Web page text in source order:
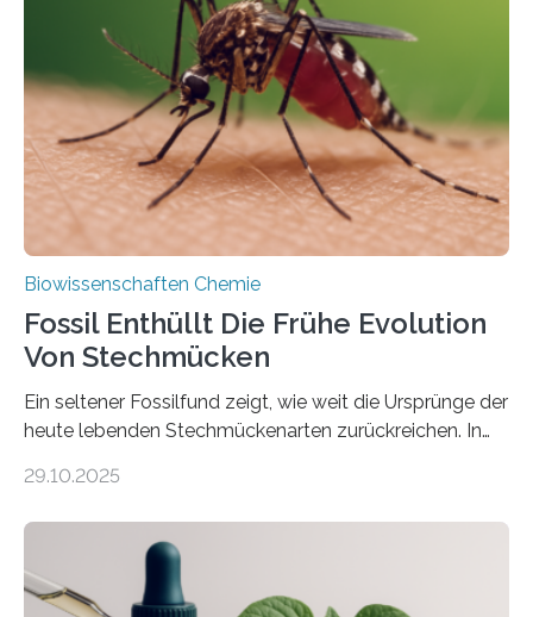
lebten. Unter den Vorfahren sticht eine Gruppe heraus,
die noch heute in der Natur vorkommt: die
Süßwasseralge Coleochaetophyceae. Einige Arten
dieser Gruppe bilden aus Zellfäden dichte Geflechte
mit scheibenförmiger Gestalt. Was auffällig ist: Die
nächsten…
Biowissenschaften Chemie
Fossil Enthüllt Die Frühe Evolution
Von Stechmücken
Ein seltener Fossilfund zeigt, wie weit die Ursprünge der
heute lebenden Stechmückenarten zurückreichen. In
Forschende die bisher älteste bekannte Stechmücken-
Region Kachin in Myanmar und hat sich in
ausgezeichnetem Zustand erhalten. Es konnte als neue
Art einer neuen Gattung beschrieben werden und trägt
29.10.2025